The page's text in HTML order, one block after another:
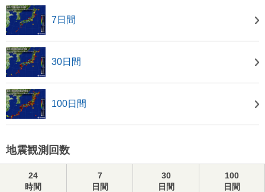
7日間
30日間
100日間
地震観測回数
24
時間
7
日間
30
日間
100
日間